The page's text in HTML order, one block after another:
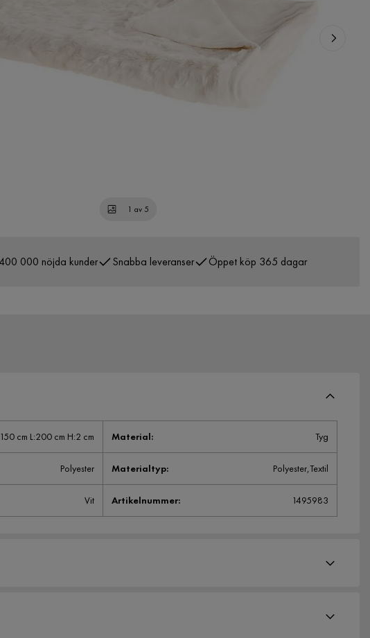
1 av 5
000 nöjda kunder Snabba leveranser Öppet köp 365 dagar
cm L:200 cm H:2 cm Material: Tyg
Polyester Materialtyp: Polyester,Textil
Vit Artikelnummer: 1495983